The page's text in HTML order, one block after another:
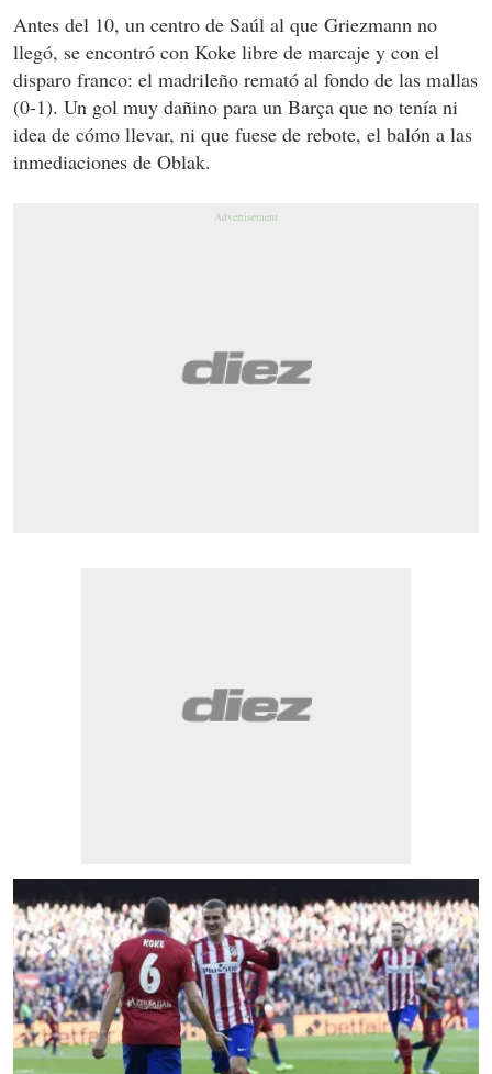
Antes del 10, un centro de Saúl al que Griezmann no
llegó, se encontró con Koke libre de marcaje y con el
disparo franco: el madrileño remató al fondo de las mallas
(0-1). Un gol muy dañino para un Barça que no tenía ni
idea de cómo llevar, ni que fuese de rebote, el balón a las
inmediaciones de Oblak.